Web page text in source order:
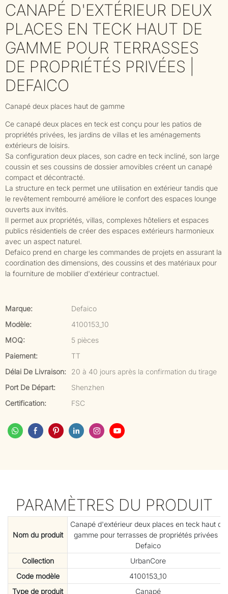
CANAPÉ D'EXTÉRIEUR DEUX
PLACES EN TECK HAUT DE
GAMME POUR TERRASSES
DE PROPRIÉTÉS PRIVÉES |
DEFAICO
Canapé deux places haut de gamme
Ce canapé deux places en teck est conçu pour les patios de
propriétés privées, les jardins de villas et les aménagements
extérieurs de loisirs.
Sa configuration deux places, son cadre en teck incliné, son large
coussin et ses coussins de dossier amovibles créent un canapé
compact et décontracté.
La structure en teck permet une utilisation en extérieur tandis que
le revêtement rembourré améliore le confort des espaces lounge
ouverts aux invités.
Il permet aux propriétés, villas, complexes hôteliers et espaces
publics résidentiels de créer des espaces extérieurs harmonieux
avec un aspect naturel.
Defaico prend en charge les commandes de projets en assurant la
coordination des dimensions, des coussins et des matériaux pour
la fourniture de mobilier d'extérieur contractuel.
Marque:
Defaico
Modèle:
4100153_10
MOQ:
5 pièces
Paiement:
TT
Délai De Livraison:
20 à 40 jours après la confirmation du tirage
Port De Départ:
Shenzhen
Certification:
FSC
PARAMÈTRES DU PRODUIT
Nom du produit
Canapé d'extérieur deux places en teck haut de
gamme pour terrasses de propriétés privées |
Defaico
Collection
UrbanCore
Code modèle
4100153_10
Type de produit
Canapé